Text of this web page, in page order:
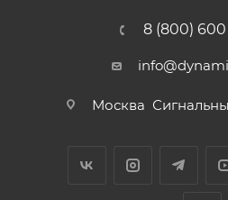
8 (800) 600
Москва